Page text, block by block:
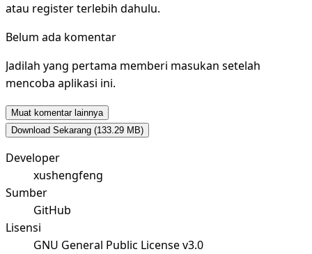
atau register terlebih dahulu.
Belum ada komentar
Jadilah yang pertama memberi masukan setelah
mencoba aplikasi ini.
Muat komentar lainnya
Download Sekarang (133.29 MB)
Developer
xushengfeng
Sumber
GitHub
Lisensi
GNU General Public License v3.0